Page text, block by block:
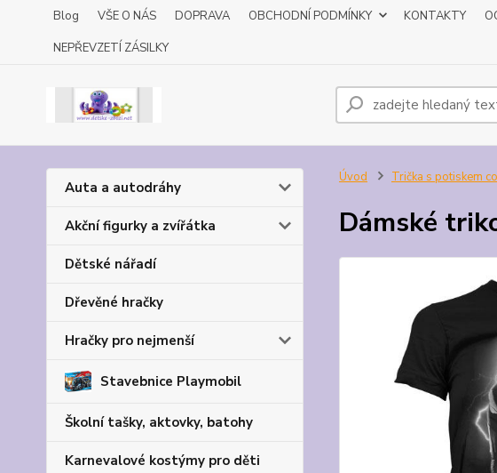
Blog VŠE O NÁS DOPRAVA OBCHODNÍ PODMÍNKY KONTAKTY
NEPŘEVZETÍ ZÁSILKY
Auta a autodráhy
Akční figurky a zvířátka
Dětské nářadí
Dřevěné hračky
Hračky pro nejmenší
Stavebnice Playmobil
Školní tašky, aktovky, batohy
Karnevalové kostýmy pro děti
Úvod Trička s potiskem
Dámské